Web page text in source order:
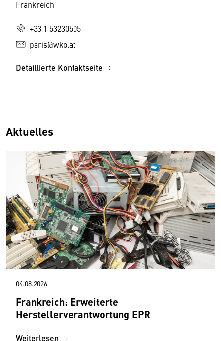
Frankreich
+33 1 53230505
paris@wko.at
Detaillierte Kontaktseite
Aktuelles
04.08.2026
Frankreich: Erweiterte
Herstellerverantwortung EPR
Weiterlesen